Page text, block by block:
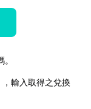
輸入取得之兌換